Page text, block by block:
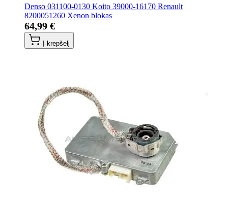
Denso 031100-0130 Koito 39000-16170 Renault
8200051260 Xenon blokas
64,99 €
Į krepšelį